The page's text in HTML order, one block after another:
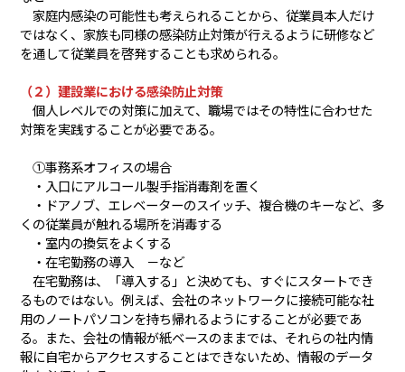
家庭内感染の可能性も考えられることから、従業員本人だけ
ではなく、家族も同様の感染防止対策が行えるように研修など
を通して従業員を啓発することも求められる。
（２）建設業における感染防止対策
個人レベルでの対策に加えて、職場ではその特性に合わせた
対策を実践することが必要である。
①事務系オフィスの場合
・入口にアルコール製手指消毒剤を置く
・ドアノブ、エレベーターのスイッチ、複合機のキーなど、多
くの従業員が触れる場所を消毒する
・室内の換気をよくする
・在宅勤務の導入 －など
在宅勤務は、「導入する」と決めても、すぐにスタートでき
るものではない。例えば、会社のネットワークに接続可能な社
用のノートパソコンを持ち帰れるようにすることが必要であ
る。また、会社の情報が紙ベースのままでは、それらの社内情
報に自宅からアクセスすることはできないため、情報のデータ